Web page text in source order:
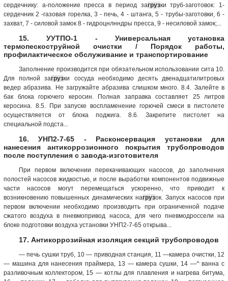
сердечнику: а-положение пресса в период загрузки труб-заготовок: 1-
сердечник 2 -газовая горелка, 3 - печь, 4 - штанга, 5 - трубы-заготовки, 6 -
захват, 7 - силовой замок 8 - гидроцнлнндры пресса, 9 - несиловой замок;...
15. УУТПО-1 - Универсальная установка
термопескоструйной очистки / Порядок работы,
профилактическое обслуживание и транспортирование
Заполнение производится при обязательном использовании сита 10.
Для полной загрузки сосуда необходимо десять двенадцатилитровых
ведер абразива. Не загружайте абразива слишком много. 8.4. Залейте в
бак блока горючего керосин. Полная заправка составляет 25 литров
керосина. 8.5. При запуске воспламенение горючей смеси в пистолете
осуществляется от блока поджига. 8.6. Закрепите пистолет на
специальной подста...
16. УНП2-7-65 - Расконсервация установки для
нанесения антикоррозионного покрытия трубопроводов
после поступления с завода-изготовителя
При первом включении перекачивающих насосов, до заполнения
полостей насосов жидкостью, и после выработки компонентов подвижные
части насосов могут перемещаться ускоренно, что приводит к
возникновению повышенных динамических нагрузок. Запуск насосов при
первом включении необходимо производить при ограниченной подаче
сжатого воздуха в пневмопривод насоса, для чего пневмодроссели на
блоке подготовки воздуха установки УНП2-7-65 открыва...
17. Антикоррозийная изоляция секций трубопроводов
— печь сушки труб, 10 — приводная станция, 11 —камера очистки, 12
— машина для нанесения праймера, 13 — камера сушки, 14 —^ ванна с
разливочным коллектором, 15 — котлы для плавления и нагрева битума,